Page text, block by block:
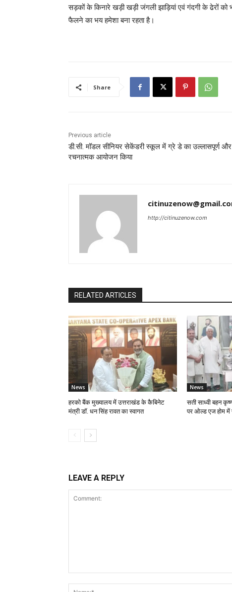
सड़कों के किनारे खड़ी खड़ी जंगली झाड़ियां एवं गंदगी के ढेरों को
फैलने का भय हमेशा बना रहता है।
Share
Previous article
डी.सी. मॉडल सीनियर सेकेंडरी स्कूल में ग्रे डे का उल्लासपूर्ण और
रचनात्मक आयोजन किया
http://citinuzenow.com
RELATED ARTICLES
News
हरको बैंक मुख्यालय में उत्तराखंड के कैबिनेट
मंत्री डॉ. धन सिंह रावत का स्वागत
News
सती साध्वी बहन
पर ओल्ड एज होम में
LEAVE A REPLY